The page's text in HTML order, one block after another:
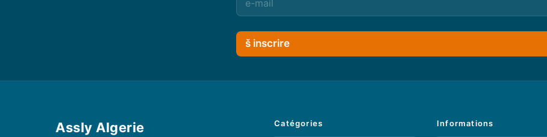
š inscrire
Assly Algerie Catégories Informations